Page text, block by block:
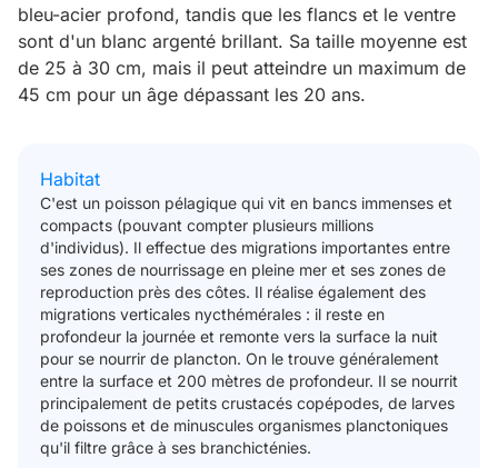
bleu-acier profond, tandis que les flancs et le ventre
sont d'un blanc argenté brillant. Sa taille moyenne est
de 25 à 30 cm, mais il peut atteindre un maximum de
45 cm pour un âge dépassant les 20 ans.
Habitat
C'est un poisson pélagique qui vit en bancs immenses et
compacts (pouvant compter plusieurs millions
d'individus). Il effectue des migrations importantes entre
ses zones de nourrissage en pleine mer et ses zones de
reproduction près des côtes. Il réalise également des
migrations verticales nycthémérales : il reste en
profondeur la journée et remonte vers la surface la nuit
pour se nourrir de plancton. On le trouve généralement
entre la surface et 200 mètres de profondeur. Il se nourrit
principalement de petits crustacés copépodes, de larves
de poissons et de minuscules organismes planctoniques
qu'il filtre grâce à ses branchicténies.